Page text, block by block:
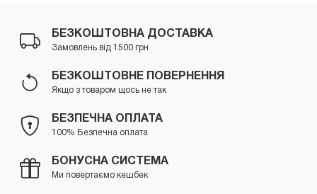
БЕЗКОШТОВНА ДОСТАВКА
Замовлень від 1500 грн
БЕЗКОШТОВНЕ ПОВЕРНЕННЯ
Якщо з товаром щось не так
БЕЗПЕЧНА ОПЛАТА
100% Безпечна оплата
БОНУСНА СИСТЕМА
Ми повертаємо кешбек